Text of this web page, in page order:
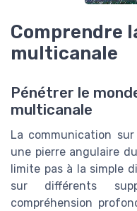
Comprendre
multicanale
Pénétrer le
multicanale
La communication
une pierre angulaire
limite pas à la simple
sur différents
compréhension